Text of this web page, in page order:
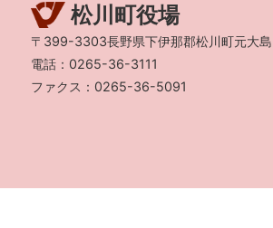
松川町役場
〒399-3303長野県下伊那郡松川町元大
電話：0265-36-3111
ファクス：0265-36-5091